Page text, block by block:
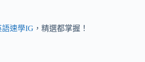
速學IG ，精選都掌握！